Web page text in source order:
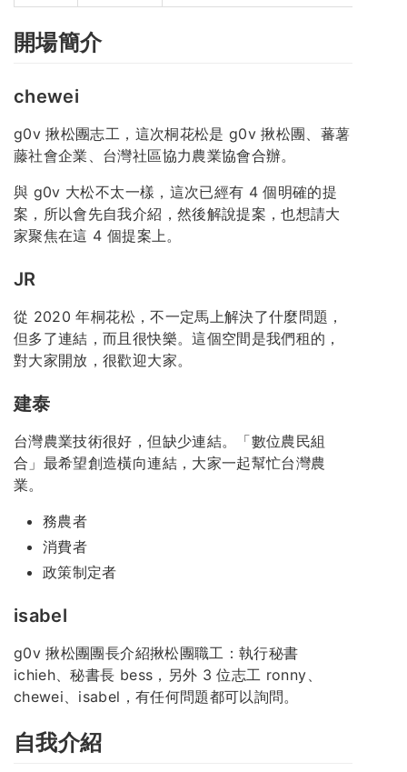
開場簡介
chewei
g0v 揪松團志工，這次桐花松是 g0v 揪松團、蕃薯
藤社會企業、台灣社區協力農業協會合辦。
與 g0v 大松不太一樣，這次已經有 4 個明確的提
案，所以會先自我介紹，然後解說提案，也想請大
家聚焦在這 4 個提案上。
JR
從 2020 年桐花松，不一定馬上解決了什麼問題，
但多了連結，而且很快樂。這個空間是我們租的，
對大家開放，很歡迎大家。
建泰
台灣農業技術很好，但缺少連結。「數位農民組
合」最希望創造橫向連結，大家一起幫忙台灣農
業。
務農者
消費者
政策制定者
isabel
g0v 揪松團團長介紹揪松團職工：執行秘書
ichieh、秘書長 bess，另外 3 位志工 ronny、
chewei、isabel，有任何問題都可以詢問。
自我介紹